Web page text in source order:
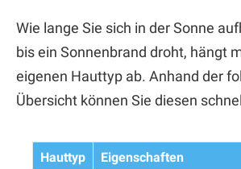
Wie lange Sie sich in der Sonne
bis ein Sonnenbrand droht, hängt
eigenen Hauttyp ab. Anhand der
Übersicht können Sie diesen
Hauttyp
Eigenschaften